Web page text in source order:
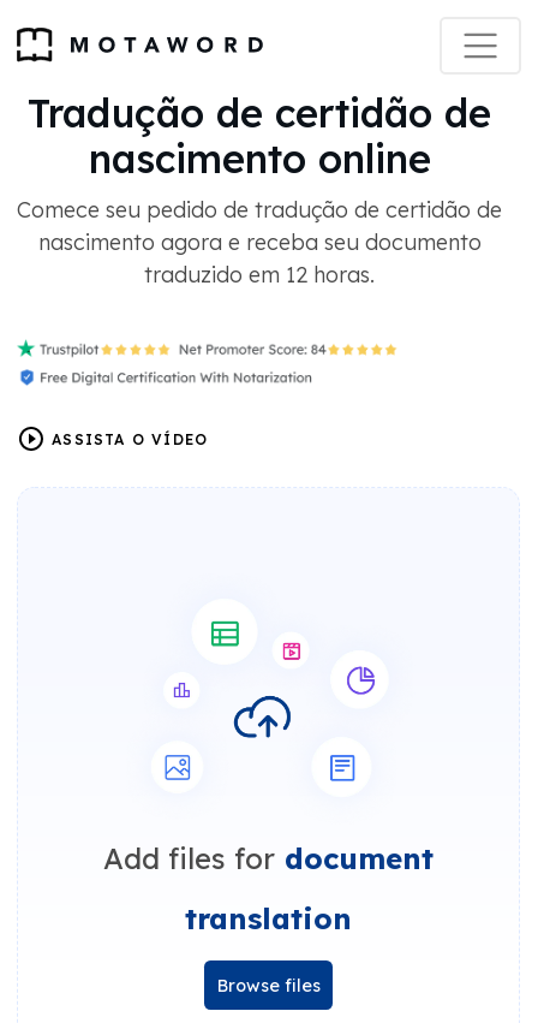
Tradução de certidão de
nascimento online
Comece seu pedido de tradução de certidão de
nascimento agora e receba seu documento
traduzido em 12 horas.
ASSISTA O VÍDEO
Add files for document
translation
Browse files